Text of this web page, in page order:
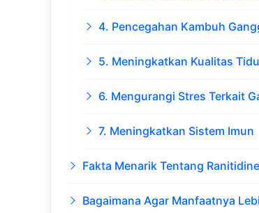
4. Pencegahan Kambuh
5. Meningkatkan Kualitas
6. Mengurangi Stres Terkait
7. Meningkatkan Sistem Imun
Fakta Menarik Tentang
Bagaimana Agar Manfaatnya